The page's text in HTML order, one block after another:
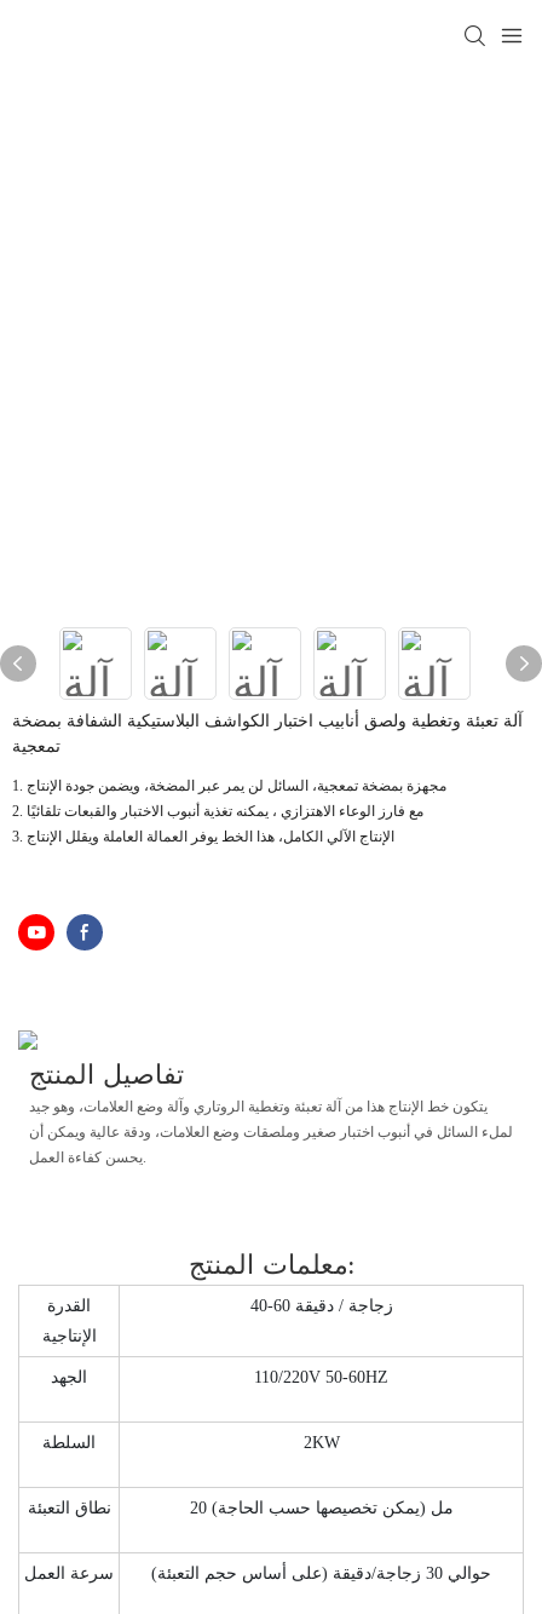
آلة تعبئة وتغطية ولصق أنابيب اختبار الكواشف البلاستيكية الشفافة بمضخة
تمعجية
1. مجهزة بمضخة تمعجية، السائل لن يمر عبر المضخة، ويضمن جودة الإنتاج
2. مع فارز الوعاء الاهتزازي ، يمكنه تغذية أنبوب الاختبار والقبعات تلقائيًا
3. الإنتاج الآلي الكامل، هذا الخط يوفر العمالة العاملة ويقلل الإنتاج
تفاصيل المنتج
يتكون خط الإنتاج هذا من آلة تعبئة وتغطية الروتاري وآلة وضع العلامات، وهو جيد
لملء السائل في أنبوب اختبار صغير وملصقات وضع العلامات، ودقة عالية ويمكن أن
يحسن كفاءة العمل.
معلمات المنتج:
القدرة
الإنتاجية
40-60 زجاجة / دقيقة
الجهد 110/220V 50-60HZ
السلطة 2KW
نطاق التعبئة 20 مل (يمكن تخصيصها حسب الحاجة)
سرعة العمل حوالي 30 زجاجة/دقيقة (على أساس حجم التعبئة)